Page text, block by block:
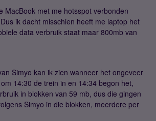
MacBook met me hotsspot verbonden
ik dacht misschien heeft me laptop het
data verbruik staat maar 800mb van
Simyo kan ik zien wanneer het ongeveer
14:30 de trein in en 14:34 begon het,
in blokken van 59 mb, dus die gingen
Simyo in die blokken, meerdere per